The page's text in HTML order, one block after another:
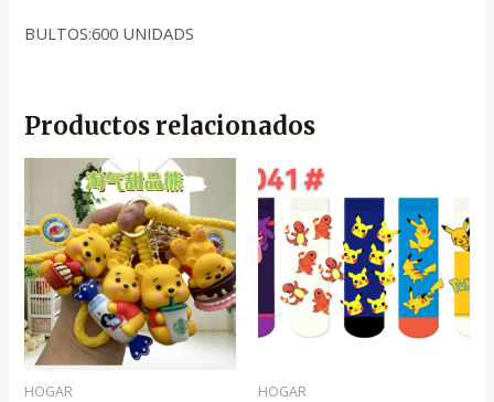
BULTOS:600 UNIDADS
Productos relacionados
HOGAR
precio
original
era:
.
₡825
El
precio
actual
es:
.
₡550
HOGAR
El
precio
original
era:
₡1,150
actual
es:
.
₡800